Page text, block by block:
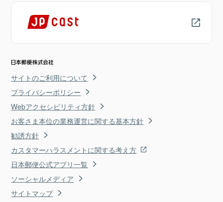
サイトのご利用について
プライバシーポリシー
Webアクセシビリティ方針
お客さま本位の業務運営に関する基本方針
勧誘方針
カスタマーハラスメントに関する考え方
日本郵便公式アプリ一覧
ソーシャルメディア
サイトマップ